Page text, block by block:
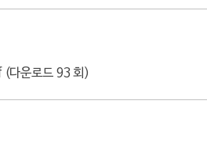
(다운로드 93 회 )